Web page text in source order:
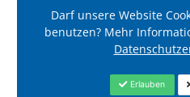
Darf unsere Website
benutzen? Mehr
Erlauben